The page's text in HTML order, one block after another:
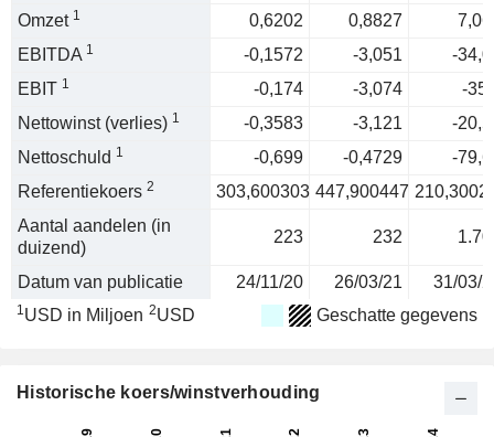
Omzet 1 0,6202 0,8827
EBITDA 1 -0,1572 -3,051
-
EBIT 1 -0,174 -3,074
-
Nettowinst (verlies) 1 -0,3583 -3,121
-
Nettoschuld 1 -0,699 -0,4729
-
Referentiekoers 2 303,600303 447,900447
Aantal aandelen (in
duizend)
223 232
Datum van publicatie 24/11/20 26/03/21 31/03/
1USD in Miljoen 2USD Geschatte gegevens
Historische koers/winstverhouding